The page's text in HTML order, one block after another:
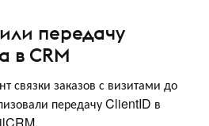
передачу
в CRM
связки заказов с визитами до
передачу ClientID в